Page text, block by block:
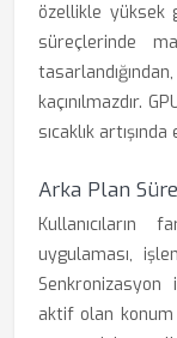
özellikle yüksek
süreçlerinde
kaçınılmazdır.
sıcaklık
Arka Plan
Kullanıcıların
uygulaması,
aktif olan